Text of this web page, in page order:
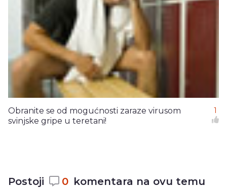
Obranite se od mogućnosti zaraze virusom
svinjske gripe u teretani!
1
Postoji 0 komentara na ovu temu